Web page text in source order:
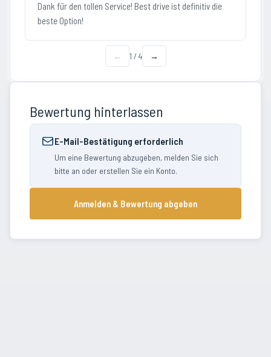
Dank für den tollen Service! Best drive ist definitiv die
beste Option!
← 1 / 4 →
Bewertung hinterlassen
E-Mail-Bestätigung erforderlich
Um eine Bewertung abzugeben, melden Sie sich
bitte an oder erstellen Sie ein Konto.
Anmelden & Bewertung abgeben